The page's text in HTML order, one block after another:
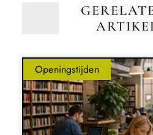
Openingstijden